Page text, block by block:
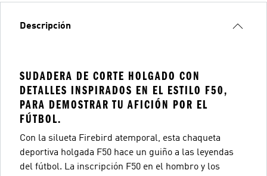
Descripción
SUDADERA DE CORTE HOLGADO CON
DETALLES INSPIRADOS EN EL ESTILO F50,
PARA DEMOSTRAR TU AFICIÓN POR EL
FÚTBOL.
Con la silueta Firebird atemporal, esta chaqueta
deportiva holgada F50 hace un guiño a las leyendas
del fútbol. La inscripción F50 en el hombro y los